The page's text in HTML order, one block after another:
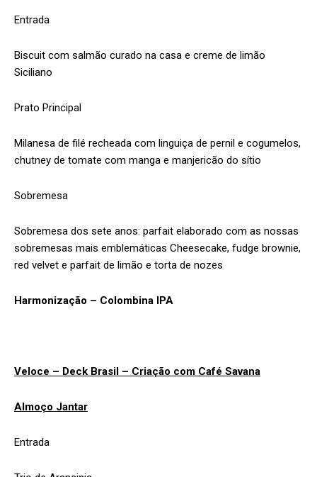
Entrada
Biscuit com salmão curado na casa e creme de limão
Siciliano
Prato Principal
Milanesa de filé recheada com linguiça de pernil e cogumelos,
chutney de tomate com manga e manjericão do sítio
Sobremesa
Sobremesa dos sete anos: parfait elaborado com as nossas
sobremesas mais emblemáticas Cheesecake, fudge brownie,
red velvet e parfait de limão e torta de nozes
Harmonização – Colombina IPA
Veloce – Deck Brasil – Criação com Café Savana
Almoço Jantar
Entrada